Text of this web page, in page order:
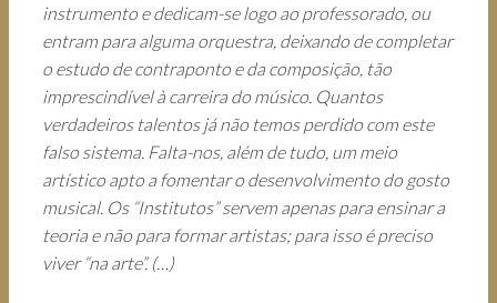
instrumento e dedicam-se logo ao professorado, ou
entram para alguma orquestra, deixando de completar
o estudo de contraponto e da composição, tão
imprescindível à carreira do músico. Quantos
verdadeiros talentos já não temos perdido com este
falso sistema. Falta-nos, além de tudo, um meio
artístico apto a fomentar o desenvolvimento do gosto
musical. Os “Institutos” servem apenas para ensinar a
teoria e não para formar artistas; para isso é preciso
viver “na arte”. (…)